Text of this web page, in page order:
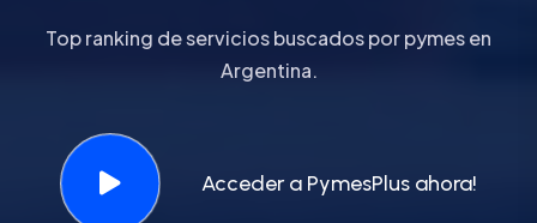
Top ranking de servicios buscados por pymes en
Argentina.
Acceder a PymesPlus ahora!